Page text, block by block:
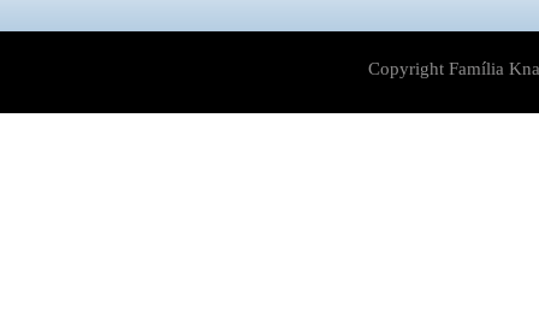
Copyright Família